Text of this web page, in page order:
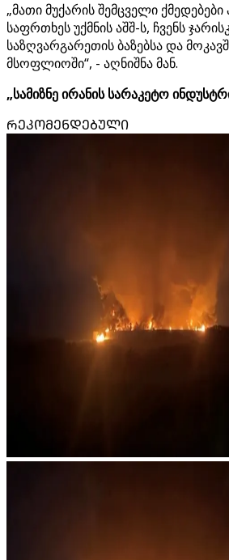
„მათი მუქარის შემცველი
საფრთხეს უქმნის აშშ-ს, ჩვენს
საზღვარგარეთის ბაზებსა და
მსოფლიოში“, - აღნიშნა მან.
„სამიზნე ირანის სარაკეტო
ᲠᲔᲙᲝᲛᲔᲜᲓᲔᲑᲣᲚᲘ